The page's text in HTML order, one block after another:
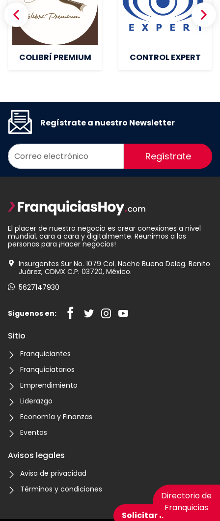
COLIBRÍ PREMIUM CONTROL EXPERT
Solicitar información
Directorio de
Franquicias
Regístrate a nuestro Newsletter
Regístrate
El placer de nuestro negocio es crear conexiones a nivel
mundial, cara a cara y digitalmente. Reunimos a las
personas para ¡Hacer negocios!
Insurgentes Sur No. 1079 Col. Noche Buena Deleg. Benito
Juárez, CDMX C.P. 03720, México.
5627147930
Síguenos en:
Sitio
Franquiciantes
Franquiciatarios
Emprendimiento
Liderazgo
Economía y Finanzas
Eventos
Avisos legales
Aviso de privacidad
Términos y condiciones